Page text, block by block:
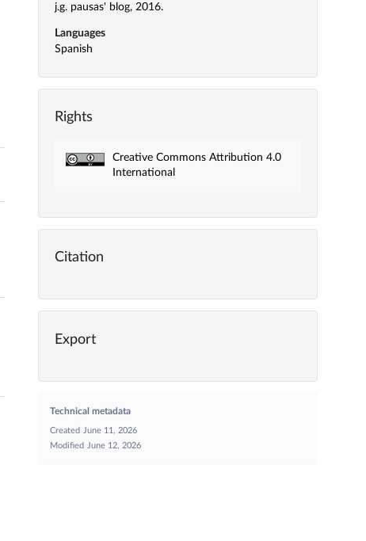
j.g. pausas' blog, 2016.
Languages
Spanish
Rights
Creative Commons Attribution 4.0
International
Citation
Export
Technical metadata
Created
June 11, 2026
Modified
June 12, 2026